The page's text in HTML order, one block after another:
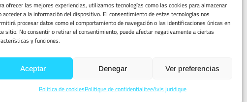
ofrecer las mejores experiencias, utilizamos tecnologías como las cookies para almacenar
acceder a la información del dispositivo. El consentimiento de estas tecnologías nos
procesar datos como el comportamiento de navegación o las identificaciones únicas en
sitio. No consentir o retirar el consentimiento, puede afectar negativamente a ciertas
y funciones.
Aceptar Denegar Ver preferencias
Política de cookiesPolitique de confidentialiteeAvis juridique